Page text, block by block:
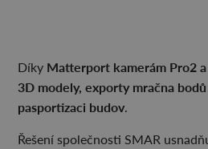
Díky Matterport kamerám Pro2
3D modely, exporty mračna
pasportizaci budov.
Řešení společnosti SMAR